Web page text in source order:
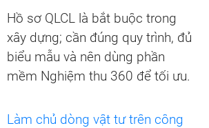
Hồ sơ QLCL là bắt buộc trong
xây dựng; cần đúng quy trình, đủ
biểu mẫu và nên dùng phần
mềm Nghiệm thu 360 để tối ưu.
Làm chủ dòng vật tư trên công